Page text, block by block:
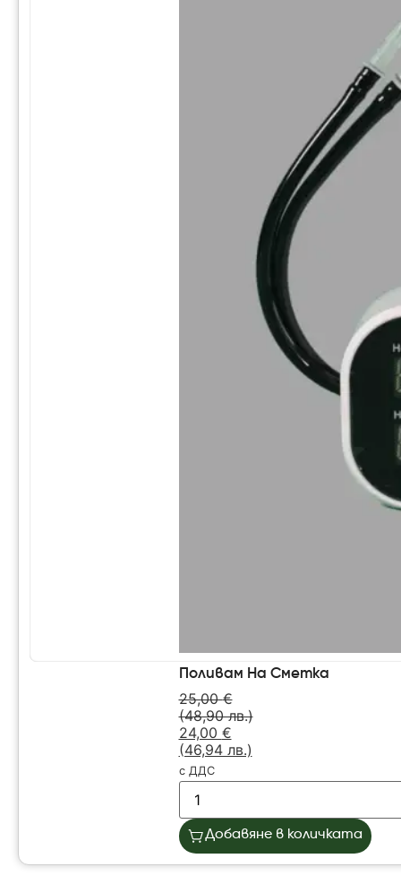
Поливам На Сметка
25,00€
(48,90 лв.)
24,00 €
(46,94 лв.)
с ДДС
Добавяне в количката